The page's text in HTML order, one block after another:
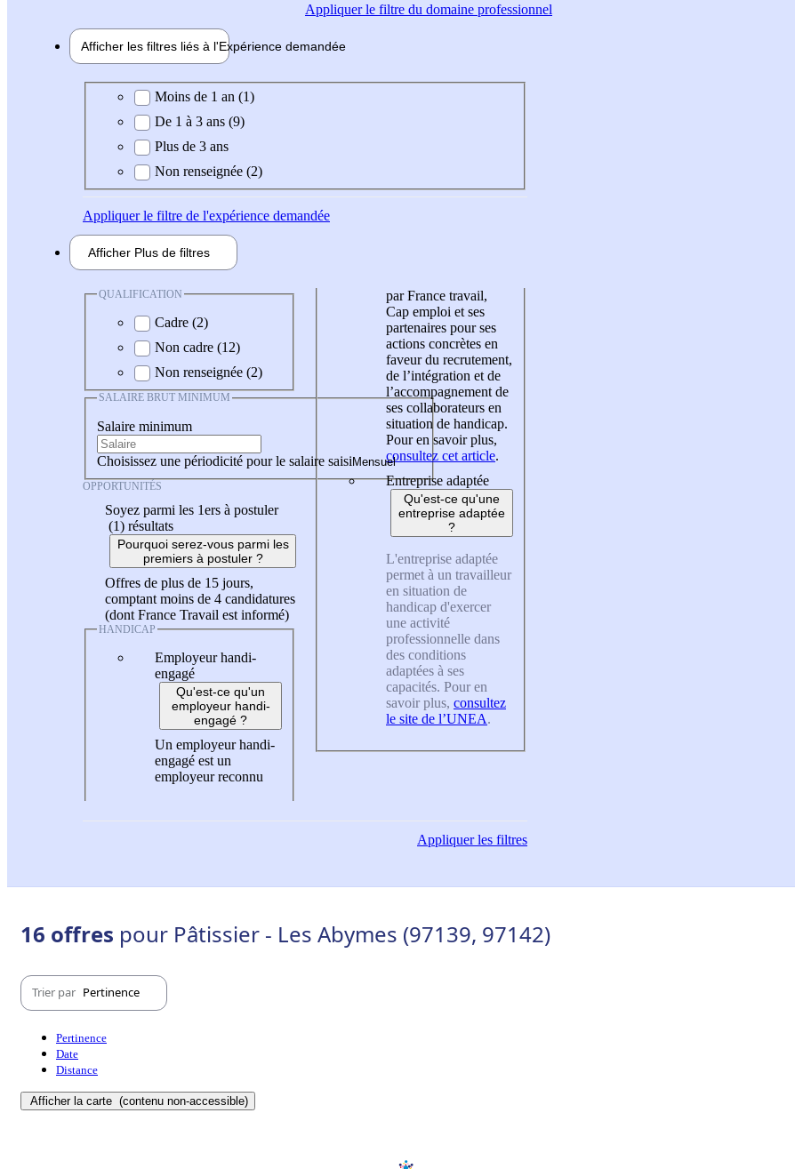
Appliquerle filtre du domaine professionnel
Afficher les filtres liés à l'Expérience demandée
Expérience demandée
Moins de 1 an (1)
De 1 à 3 ans (9)
Plus de 3 ans
Non renseignée (2)
Appliquerle filtre de l'expérience demandée
Afficher Plus de filtres
QUALIFICATION
Cadre (2)
Non cadre (12)
Non renseignée (2)
SALAIRE BRUT MINIMUM
Salaire minimum
Choisissez une périodicité pour le salaire saisi
OPPORTUNITÉS
Soyez parmi les 1ers à postuler
(1) résultats
Pourquoi serez-vous parmi les
premiers à postuler ?
Offres de plus de 15 jours,
comptant moins de 4 candidatures
(dont France Travail est informé)
HANDICAP
Employeur handi-
engagé
Qu'est-ce qu'un
employeur handi-
engagé ?
Un employeur handi-
engagé est un
employeur reconnu
par France travail,
Cap emploi et ses
partenaires pour ses
actions concrètes en
faveur du recrutement,
de l’intégration et de
l’accompagnement de
ses collaborateurs en
situation de handicap.
Pour en savoir plus,
consultez cet article.
Entreprise adaptée
Qu'est-ce qu'une
entreprise adaptée
?
L'entreprise adaptée
permet à un travailleur
en situation de
handicap d'exercer
une activité
professionnelle dans
des conditions
adaptées à ses
capacités. Pour en
savoir plus, consultez
le site de l’UNEA.
Appliquerles filtres
16 offres pour Pâtissier - Les Abymes (97139, 97142)
Trier par Pertinence
Pertinence
Date
Distance
Afficher la carte (contenu non-accessible)